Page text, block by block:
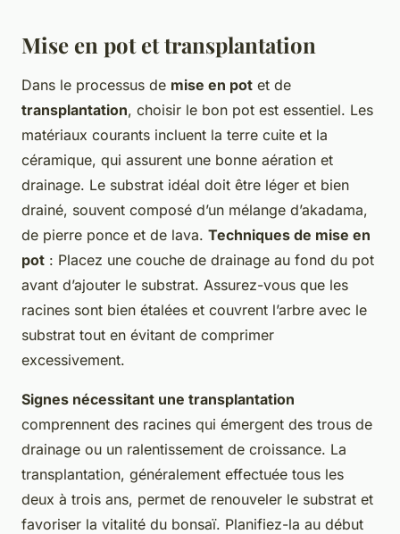
Mise en pot et transplantation
Dans le processus de mise en pot et de
transplantation, choisir le bon pot est essentiel. Les
matériaux courants incluent la terre cuite et la
céramique, qui assurent une bonne aération et
drainage. Le substrat idéal doit être léger et bien
drainé, souvent composé d’un mélange d’akadama,
de pierre ponce et de lava. Techniques de mise en
pot : Placez une couche de drainage au fond du pot
avant d’ajouter le substrat. Assurez-vous que les
racines sont bien étalées et couvrent l’arbre avec le
substrat tout en évitant de comprimer
excessivement.
Signes nécessitant une transplantation
comprennent des racines qui émergent des trous de
drainage ou un ralentissement de croissance. La
transplantation, généralement effectuée tous les
deux à trois ans, permet de renouveler le substrat et
favoriser la vitalité du bonsaï. Planifiez-la au début